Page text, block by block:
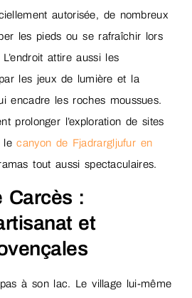
autorisée, de nombreux
les pieds ou se rafraîchir lors
attire aussi les
les jeux de lumière et la
encadre les roches moussues.
prolonger l’exploration de sites
lecanyon de Fjadrargljufur en
tout aussi spectaculaires.
Carcès :
et
à son lac. Le village lui-même